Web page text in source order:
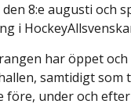
8:e augusti och
i
har öppet
samtidigt
före, under och